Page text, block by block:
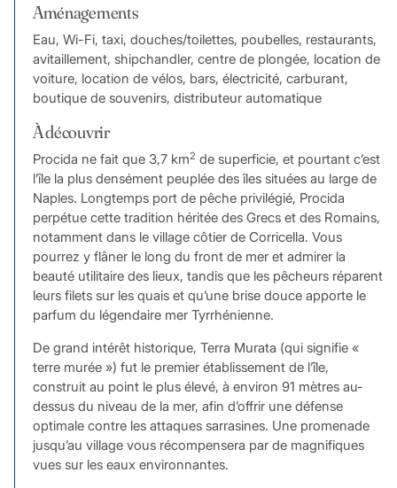
Aménagements
Eau, Wi-Fi, taxi, douches/toilettes, poubelles, restaurants,
avitaillement, shipchandler, centre de plongée, location de
voiture, location de vélos, bars, électricité, carburant,
boutique de souvenirs, distributeur automatique
À découvrir
Procida ne fait que 3,7 km2 de superficie, et pourtant c’est
l’île la plus densément peuplée des îles situées au large de
Naples. Longtemps port de pêche privilégié, Procida
perpétue cette tradition héritée des Grecs et des Romains,
notamment dans le village côtier de Corricella. Vous
pourrez y flâner le long du front de mer et admirer la
beauté utilitaire des lieux, tandis que les pêcheurs réparent
leurs filets sur les quais et qu’une brise douce apporte le
parfum du légendaire mer Tyrrhénienne.
De grand intérêt historique, Terra Murata (qui signifie «
terre murée ») fut le premier établissement de l’île,
construit au point le plus élevé, à environ 91 mètres au-
dessus du niveau de la mer, afin d’offrir une défense
optimale contre les attaques sarrasines. Une promenade
jusqu’au village vous récompensera par de magnifiques
vues sur les eaux environnantes.